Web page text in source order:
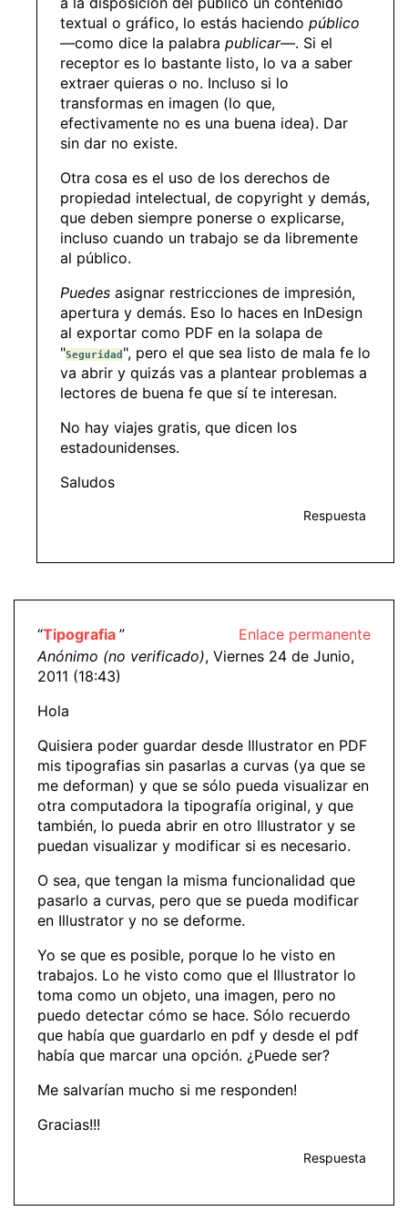
textual o gráfico, lo estás haciendo público
—como dice la palabra publicar—. Si el
receptor es lo bastante listo, lo va a saber
extraer quieras o no. Incluso si lo
transformas en imagen (lo que,
efectivamente no es una buena idea). Dar
sin dar no existe.
Otra cosa es el uso de los derechos de
propiedad intelectual, de copyright y demás,
que deben siempre ponerse o explicarse,
incluso cuando un trabajo se da libremente
al público.
Puedes asignar restricciones de impresión,
apertura y demás. Eso lo haces en InDesign
al exportar como PDF en la solapa de
"Seguridad", pero el que sea listo de mala fe lo
va abrir y quizás vas a plantear problemas a
lectores de buena fe que sí te interesan.
No hay viajes gratis, que dicen los
estadounidenses.
Saludos
Respuesta
Enlace permanente
“Tipografia ”
Anónimo (no verificado), Viernes 24 de Junio,
2011 (18:43)
Hola
Quisiera poder guardar desde Illustrator en PDF
mis tipografias sin pasarlas a curvas (ya que se
me deforman) y que se sólo pueda visualizar en
otra computadora la tipografía original, y que
también, lo pueda abrir en otro Illustrator y se
puedan visualizar y modificar si es necesario.
O sea, que tengan la misma funcionalidad que
pasarlo a curvas, pero que se pueda modificar
en Illustrator y no se deforme.
Yo se que es posible, porque lo he visto en
trabajos. Lo he visto como que el Illustrator lo
toma como un objeto, una imagen, pero no
puedo detectar cómo se hace. Sólo recuerdo
que había que guardarlo en pdf y desde el pdf
había que marcar una opción. ¿Puede ser?
Me salvarían mucho si me responden!
Gracias!!!
Respuesta